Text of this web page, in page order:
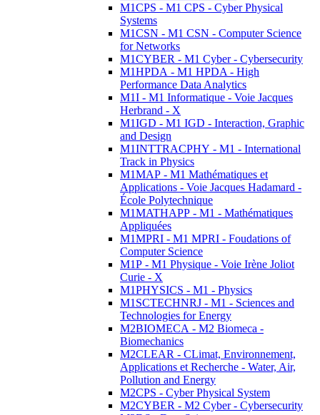
M1CPS - M1 CPS - Cyber Physical
Systems
M1CSN - M1 CSN - Computer Science
for Networks
M1CYBER - M1 Cyber - Cybersecurity
M1HPDA - M1 HPDA - High
Performance Data Analytics
M1I - M1 Informatique - Voie Jacques
Herbrand - X
M1IGD - M1 IGD - Interaction, Graphic
and Design
M1INTTRACPHY - M1 - International
Track in Physics
M1MAP - M1 Mathématiques et
Applications - Voie Jacques Hadamard -
École Polytechnique
M1MATHAPP - M1 - Mathématiques
Appliquées
M1MPRI - M1 MPRI - Foudations of
Computer Science
M1P - M1 Physique - Voie Irène Joliot
Curie - X
M1PHYSICS - M1 - Physics
M1SCTECHNRJ - M1 - Sciences and
Technologies for Energy
M2BIOMECA - M2 Biomeca -
Biomechanics
M2CLEAR - CLimat, Environnement,
Applications et Recherche - Water, Air,
Pollution and Energy
M2CPS - Cyber Physical System
M2CYBER - M2 Cyber - Cybersecurity